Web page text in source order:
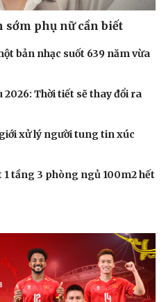
Đời sống
Blog
phụ nữ cần biết
bản nhạc suốt 639 năm vừa
Thời tiết sẽ thay đổi ra
xử lý người tung tin xúc
1 tầng 3 phòng ngủ 100m2 hết